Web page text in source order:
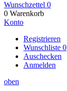
Wunschzettel 0
0 Warenkorb
Konto
Registrieren
Wunschliste 0
Auschecken
Anmelden
oben